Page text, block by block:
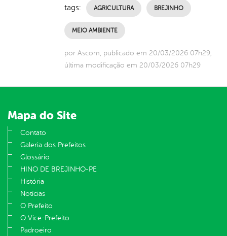
tags: AGRICULTURA BREJINHO
MEIO AMBIENTE
por Ascom, publicado em 20/03/2026 07h29,
última modificação em 20/03/2026 07h29
Mapa do Site
Contato
Galeria dos Prefeitos
Glossário
HINO DE BREJINHO-PE
História
Notícias
O Prefeito
O Vice-Prefeito
Padroeiro